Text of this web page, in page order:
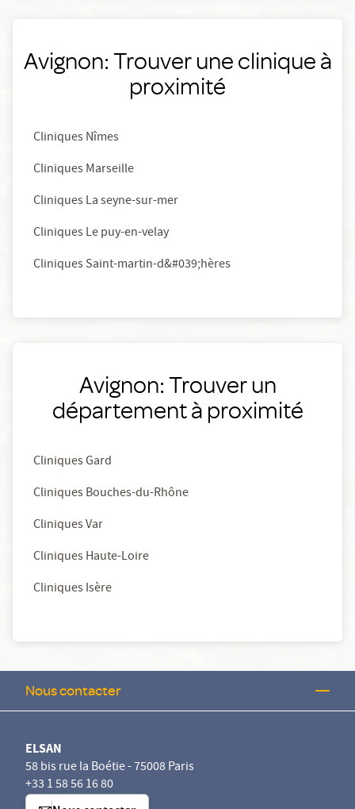
Avignon: Trouver une clinique à
proximité
Cliniques Nîmes
Cliniques Marseille
Cliniques La seyne-sur-mer
Cliniques Le puy-en-velay
Cliniques Saint-martin-d&#039;hères
Avignon: Trouver un
département à proximité
Cliniques Gard
Cliniques Bouches-du-Rhône
Cliniques Var
Cliniques Haute-Loire
Cliniques Isère
Nous contacter
ELSAN
58 bis rue la Boétie - 75008 Paris
+33 1 58 56 16 80